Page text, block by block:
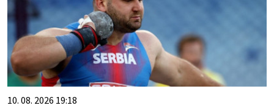
10. 08. 2026 19:18